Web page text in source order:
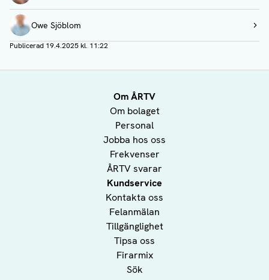
Owe Sjöblom
Visa profil
Publicerad 19.4.2025 kl. 11:22
Om ÅRTV
Om bolaget
Personal
Jobba hos oss
Frekvenser
ÅRTV svarar
Kundservice
Kontakta oss
Felanmälan
Tillgänglighet
Tipsa oss
Firarmix
Sök